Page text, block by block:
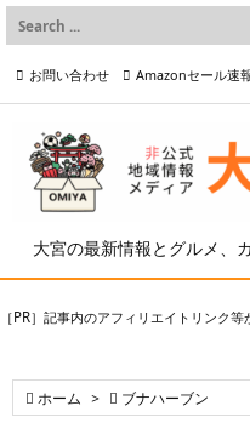
大宮の最新情報とグルメ、
お問い合わせ Amazonセール速
プライバシーポリシー等
［PR］記事内のアフィリエイトリンク
 ホーム >  ブナハーブン